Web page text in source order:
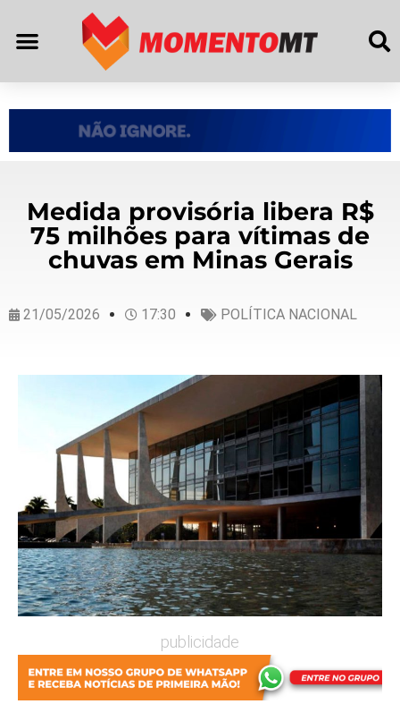
Medida provisória libera R$
75 milhões para vítimas de
chuvas em Minas Gerais
21/05/2026 17:30 POLÍTICA NACIONAL
publicidade